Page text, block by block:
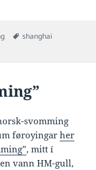
Tags
shanghai
føroyingarher
, mitt í
vann HM-gull,